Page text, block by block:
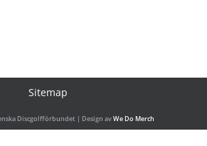
Discgolfförbundet | Design avWe Do Merch
Sitemap